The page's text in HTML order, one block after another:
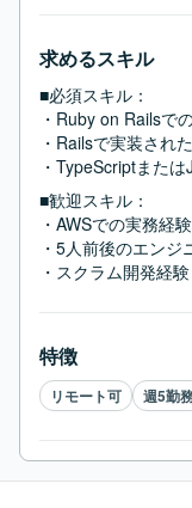
求めるスキル
■必須スキル：
・Ruby on Railsで
・Railsで実装され
・TypeScriptまた
■歓迎スキル：
・AWSでの実務経験
・5人前後のエン
・スクラム開発経験
特徴
リモート可 週5勤